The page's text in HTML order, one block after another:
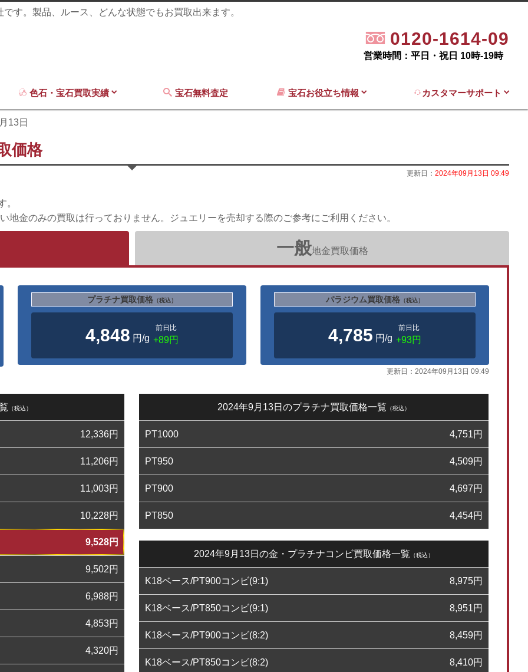
す。製品、ルース、どんな状態でもお買取出来ます。
0120-1614-09
営業時間：平日・祝日 10時-19時
色石・宝石買取実績 宝石無料査定 宝石お役立ち情報 カスタマーサポート
13日
価格
更新日： 2024年09月13日 09:49
。
金のみの買取は行っておりません。ジュエリーを売却する際のご参考にご利用ください。
一般地金買取価格
プラチナ買取価格（税込）
4,848 円/g
前日比
+89円
パラジウム買取価格 （税込）
4,785 円/g
前日比
+93円
更新日： 2024年09月13日 09:49
（税込）
12,336円
11,206円
11,003円
10,228円
9,528円
9,502円
6,988円
4,853円
4,320円
2024年9月13日のプラチナ買取価格一覧 （税込）
PT1000 4,751円
PT950 4,509円
PT900 4,697円
PT850 4,454円
2024年9月13日の金・プラチナコンビ買取価格一覧 （税込）
K18ベース/PT900コンビ(9:1) 8,975円
K18ベース/PT850コンビ(9:1) 8,951円
K18ベース/PT900コンビ(8:2) 8,459円
K18ベース/PT850コンビ(8:2) 8,410円